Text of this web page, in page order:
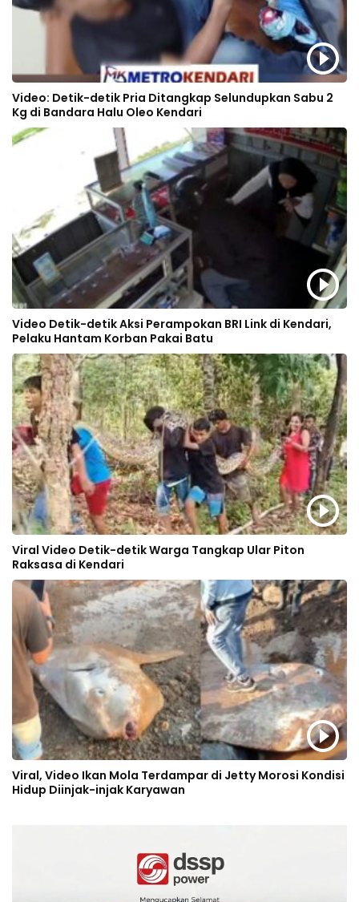
Video: Detik-detik Pria Ditangkap Selundupkan Sabu 2
Kg di Bandara Halu Oleo Kendari
Video Detik-detik Aksi Perampokan BRI Link di Kendari,
Pelaku Hantam Korban Pakai Batu
Viral Video Detik-detik Warga Tangkap Ular Piton
Raksasa di Kendari
Viral, Video Ikan Mola Terdampar di Jetty Morosi Kondisi
Hidup Diinjak-injak Karyawan